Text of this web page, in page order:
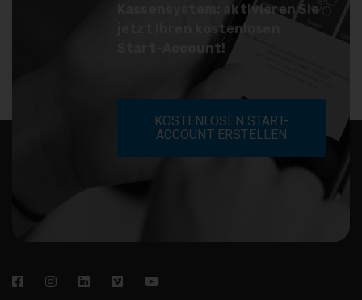
Kassensystem: aktivieren Sie
jetzt ihren kostenlosen
Start-Account!
KOSTENLOSEN START-
ACCOUNT ERSTELLEN